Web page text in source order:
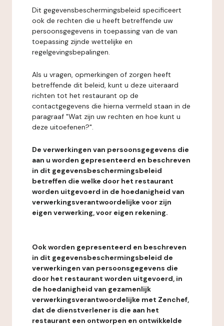
Dit gegevensbeschermingsbeleid specificeert
ook de rechten die u heeft betreffende uw
persoonsgegevens in toepassing van de van
toepassing zijnde wettelijke en
regelgevingsbepalingen.
Als u vragen, opmerkingen of zorgen heeft
betreffende dit beleid, kunt u deze uiteraard
richten tot het restaurant op de
contactgegevens die hierna vermeld staan in de
paragraaf "Wat zijn uw rechten en hoe kunt u
deze uitoefenen?".
De verwerkingen van persoonsgegevens die
aan u worden gepresenteerd en beschreven
in dit gegevensbeschermingsbeleid
betreffen die welke door het restaurant
worden uitgevoerd in de hoedanigheid van
verwerkingsverantwoordelijke voor zijn
eigen verwerking, voor eigen rekening.
Ook worden gepresenteerd en beschreven
in dit gegevensbeschermingsbeleid de
verwerkingen van persoonsgegevens die
door het restaurant worden uitgevoerd, in
de hoedanigheid van gezamenlijk
verwerkingsverantwoordelijke met Zenchef,
dat de dienstverlener is die aan het
restaurant een ontworpen en ontwikkelde